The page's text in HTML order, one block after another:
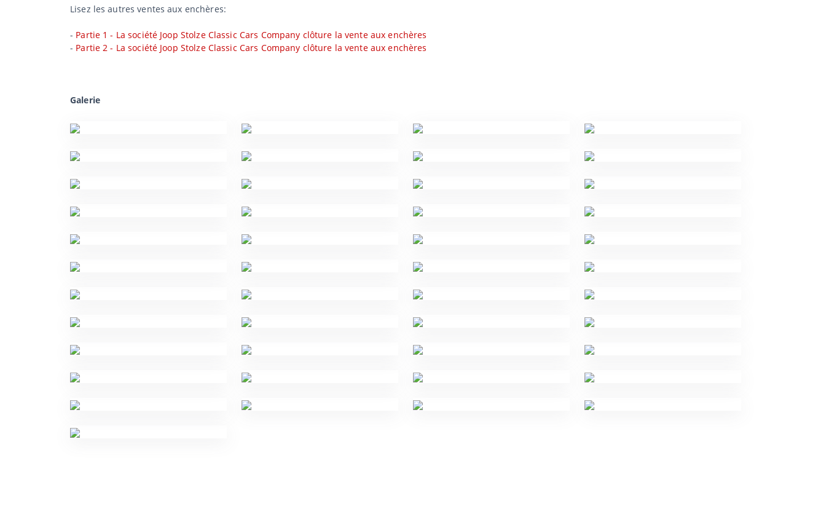
Lisez les autres ventes aux enchères:
- Partie 1 - La société Joop Stolze Classic Cars Company clôture la vente aux enchères
- Partie 2 - La société Joop Stolze Classic Cars Company clôture la vente aux enchères
Galerie